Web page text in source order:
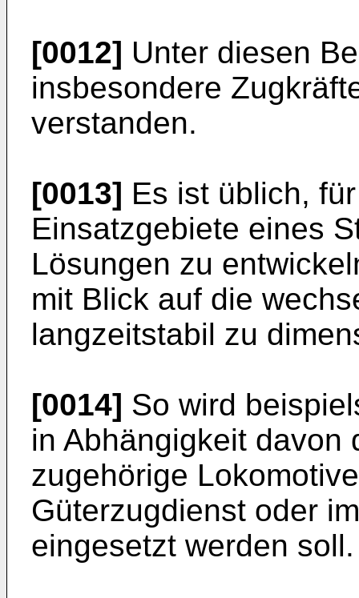
[0012] Unter diesen
insbesondere
verstanden.
[0013] Es ist üblich,
Einsatzgebiete eines
Lösungen zu
mit Blick auf die
langzeitstabil zu
[0014] So wird
in Abhängigkeit davon
zugehörige
Güterzugdienst oder
eingesetzt werden soll.